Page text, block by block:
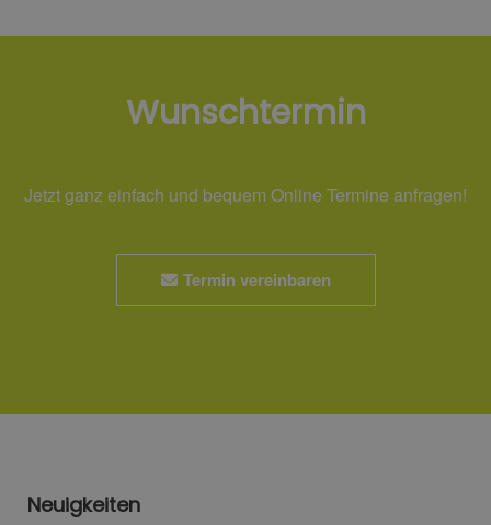
Wunschtermin
Jetzt ganz einfach und bequem Online Termine anfragen!
Termin vereinbaren
Neuigkeiten